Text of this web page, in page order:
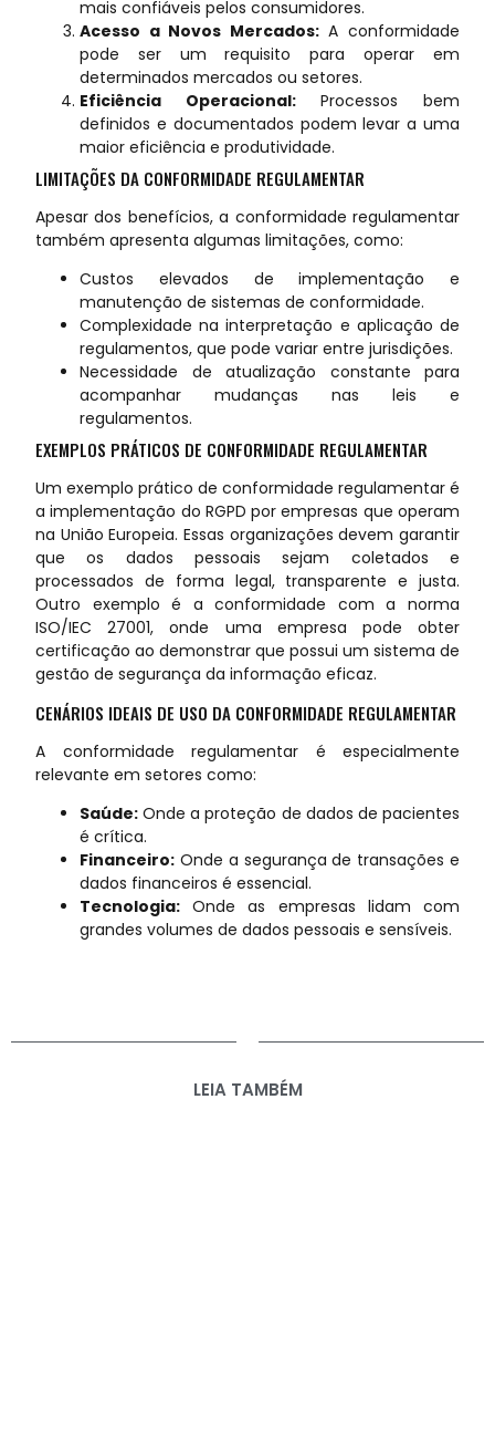
mais confiáveis pelos consumidores.
Acesso a Novos Mercados:A conformidade
pode ser um requisito para operar em
determinados mercados ou setores.
Eficiência Operacional:Processos bem
definidos e documentados podem levar a uma
maior eficiência e produtividade.
LIMITAÇÕES DA CONFORMIDADE REGULAMENTAR
Apesar dos benefícios, a conformidade regulamentar
também apresenta algumas limitações, como:
Custos elevados de implementação e
manutenção de sistemas de conformidade.
Complexidade na interpretação e aplicação de
regulamentos, que pode variar entre jurisdições.
Necessidade de atualização constante para
acompanhar mudanças nas leis e
regulamentos.
EXEMPLOS PRÁTICOS DE CONFORMIDADE REGULAMENTAR
Um exemplo prático de conformidade regulamentar é
a implementação do RGPD por empresas que operam
na União Europeia. Essas organizações devem garantir
que os dados pessoais sejam coletados e
processados de forma legal, transparente e justa.
Outro exemplo é a conformidade com a norma
ISO/IEC 27001, onde uma empresa pode obter
certificação ao demonstrar que possui um sistema de
gestão de segurança da informação eficaz.
CENÁRIOS IDEAIS DE USO DA CONFORMIDADE REGULAMENTAR
A conformidade regulamentar é especialmente
relevante em setores como:
Saúde: Onde a proteção de dados de pacientes
é crítica.
Financeiro: Onde a segurança de transações e
dados financeiros é essencial.
Tecnologia: Onde as empresas lidam com
grandes volumes de dados pessoais e sensíveis.
LEIA TAMBÉM